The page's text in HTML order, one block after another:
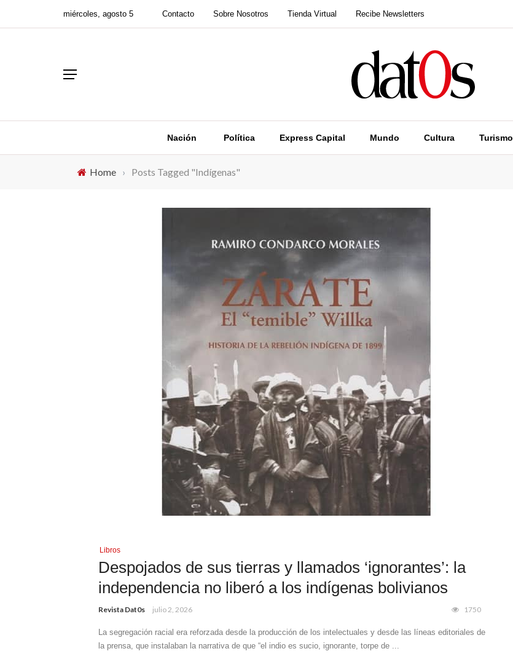
miércoles, agosto 5 Contacto Sobre Nosotros Tienda Virtual Recibe Newsletters
Nación Política Express Capital Mundo Cultura Turismo
Home › Posts Tagged "Indígenas"
Libros
Despojados de sus tierras y llamados ‘ignorantes’: la
independencia no liberó a los indígenas bolivianos
Revista Dat0s julio 2, 2026 1750
La segregación racial era reforzada desde la producción de los intelectuales y desde las líneas editoriales de
la prensa, que instalaban la narrativa de que “el indio es sucio, ignorante, torpe de ...